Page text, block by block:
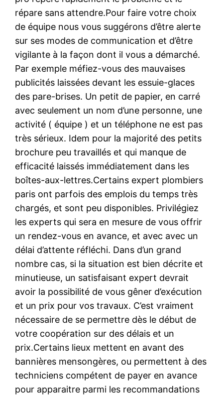
répare sans attendre.Pour faire votre choix
de équipe nous vous suggérons d’être alerte
sur ses modes de communication et d’être
vigilante à la façon dont il vous a démarché.
Par exemple méfiez-vous des mauvaises
publicités laissées devant les essuie-glaces
des pare-brises. Un petit de papier, en carré
avec seulement un nom d’une personne, une
activité ( équipe ) et un téléphone ne est pas
très sérieux. Idem pour la majorité des petits
brochure peu travaillés et qui manque de
efficacité laissés immédiatement dans les
boîtes-aux-lettres.Certains expert plombiers
paris ont parfois des emplois du temps très
chargés, et sont peu disponibles. Privilégiez
les experts qui sera en mesure de vous offrir
un rendez-vous en avance, et avec avec un
délai d’attente réfléchi. Dans d’un grand
nombre cas, si la situation est bien décrite et
minutieuse, un satisfaisant expert devrait
avoir la possibilité de vous gêner d’exécution
et un prix pour vos travaux. C’est vraiment
nécessaire de se permettre dès le début de
votre coopération sur des délais et un
prix.Certains lieux mettent en avant des
bannières mensongères, ou permettent à des
techniciens compétent de payer en avance
pour apparaitre parmi les recommandations